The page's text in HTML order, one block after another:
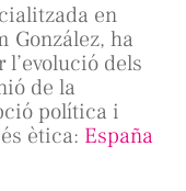
en
González, ha
dels
de la
política i
ètica: España